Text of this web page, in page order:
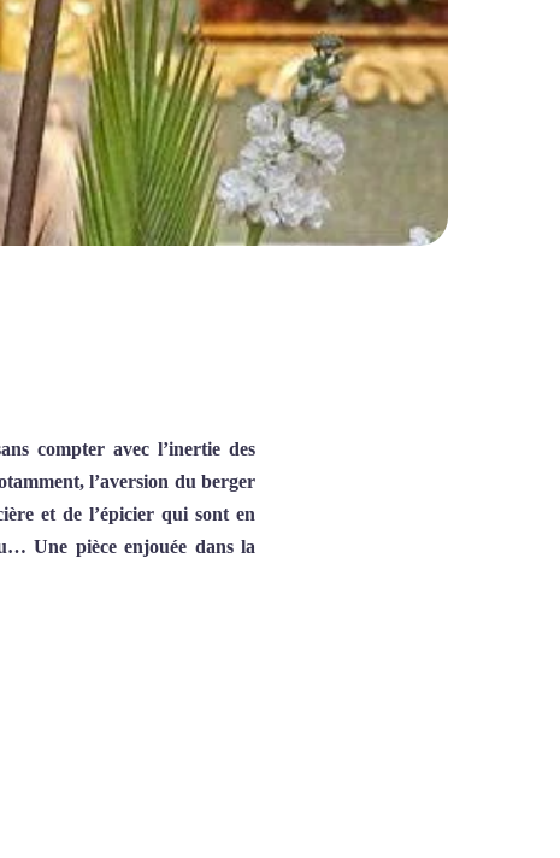
compter avec l’inertie des
l’aversion du berger
et de l’épicier qui sont en
Une pièce enjouée dans la